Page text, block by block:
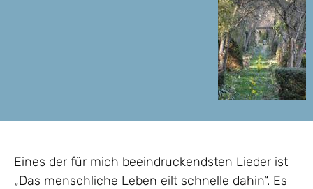
Eines der für mich beeindruckendsten Lieder ist
„Das menschliche Leben eilt schnelle dahin“. Es